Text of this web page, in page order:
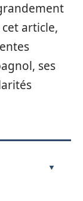
article,
ses